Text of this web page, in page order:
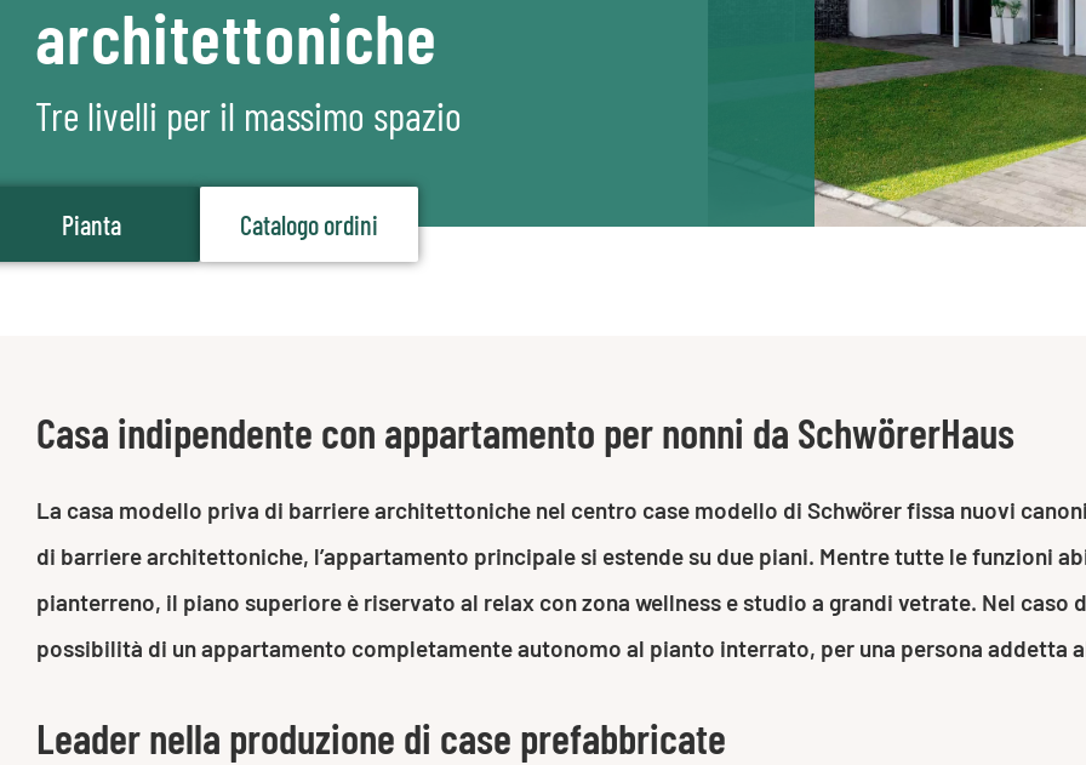
architettoniche
Tre livelli per il massimo spazio
Pianta Catalogo ordini
Casa indipendente con appartamento per nonni da SchwörerHaus
La casa modello priva di barriere architettoniche nel centro case modello di Schwörer fissa nuovi
di barriere architettoniche, l’appartamento principale si estende su due piani. Mentre tutte le funzioni
pianterreno, il piano superiore è riservato al relax con zona wellness e studio a grandi vetrate. Nel caso
possibilità di un appartamento completamente autonomo al pianto interrato, per una persona addetta
Leader nella produzione di case prefabbricate